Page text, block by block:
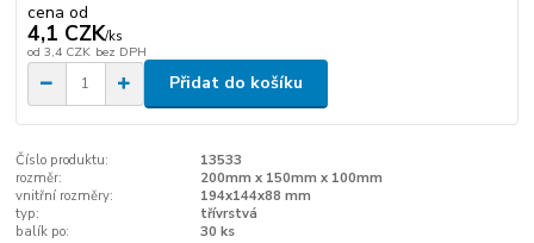
cena od
4,1 CZK/ks
od 3,4 CZK bez DPH
Přidat do košíku
Číslo produktu:
13533
rozměr:
200mm x 150mm x 100mm
vnitřní rozměry:
194x144x88 mm
typ:
třívrstvá
balík po:
30 ks